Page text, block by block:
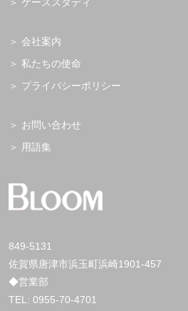
849-5131
佐賀県唐津市浜玉町浜崎1901-457
◆営業部
TEL: 0955-70-4701
会社案内
私たちの使命
プライバシーポリシー
お問い合わせ
用語集